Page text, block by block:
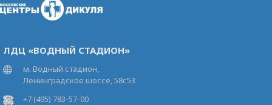
ЛДЦ «ВОДНЫЙ СТАДИОН»
м. Водный стадион,
Ленинградское шоссе, 58с53
+7 (495) 783-57-00